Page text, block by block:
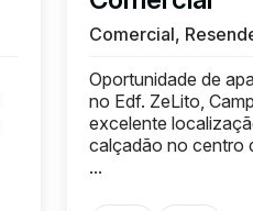
Comercial,
Oportunidade de
no Edf. ZeLito,
excelente
calçadão no centro
...